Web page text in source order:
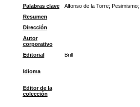
Palabras clave
Alfonso de la Torre; Pesimismo;
Resumen
Dirección
Autor
corporativo
Editorial Brill
Idioma
Editor de la
colección